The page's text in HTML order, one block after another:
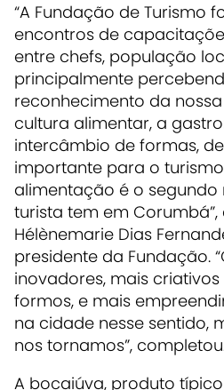
“A Fundação de Turismo
encontros de
entre chefs, população
principalmente
reconhecimento da
cultura alimentar, a
intercâmbio de formas,
importante para o
alimentação é o
turista tem em
Hélènemarie Dias
presidente da Fundação.
inovadores, mais
formos, e mais
na cidade nesse sentido,
nos tornamos”,
A bocaiúva, produto